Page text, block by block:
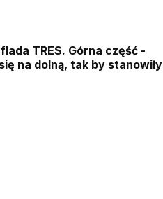
TRES. Górna część -
na dolną, tak by stanowiły